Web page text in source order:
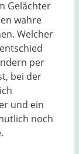
Gelächter
wahre
Welcher
per
bei der
und ein
noch